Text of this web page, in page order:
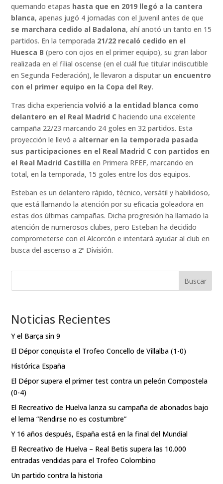
quemando etapas hasta que en 2019 llegó a la cantera
blanca, apenas jugó 4 jornadas con el Juvenil antes de que
se marchara cedido al Badalona, ahí anotó un tanto en 15
partidos. En la temporada 21/22 recaló cedido en el
Huesca B(pero con ojos en el primer equipo), su gran labor
realizada en el filial oscense (en el cuál fue titular indiscutible
en Segunda Federación), le llevaron a disputar un encuentro
con el primer equipo en la Copa del Rey.
Tras dicha experiencia volvió a la entidad blanca como
delantero en el Real Madrid Chaciendo una excelente
campaña 22/23 marcando 24 goles en 32 partidos. Esta
proyección le llevó a alternar en la temporada pasada
sus participaciones en el Real Madrid C con partidos en
el Real Madrid Castilla en Primera RFEF, marcando en
total, en la temporada, 15 goles entre los dos equipos.
Esteban es un delantero rápido, técnico, versátil y habilidoso,
que está llamando la atención por su eficacia goleadora en
estas dos últimas campañas. Dicha progresión ha llamado la
atención de numerosos clubes, pero Esteban ha decidido
comprometerse con el Alcorcón e intentará ayudar al club en
busca del ascenso a 2º División.
Buscar
Noticias Recientes
Y el Barça sin 9
El Dépor conquista el Trofeo Concello de Villalba (1-0)
Histórica España
El Dépor supera el primer test contra un peleón Compostela
(0-4)
El Recreativo de Huelva lanza su campaña de abonados bajo
el lema “Rendirse no es costumbre”
Y 16 años después, España está en la final del Mundial
El Recreativo de Huelva – Real Betis supera las 10.000
entradas vendidas para el Trofeo Colombino
Un partido contra la historia